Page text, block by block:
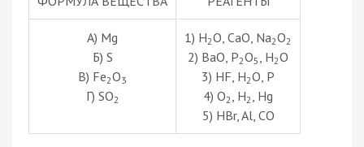
А) Mg
Б) S
В) Fe2O3
Г) SO2
1) H2O, CaO, Na2O2
2) BaO, P2O5 , H2O
3) HF, H2O, P
4) O2 , H2
, Hg
5) HBr, Al, CO